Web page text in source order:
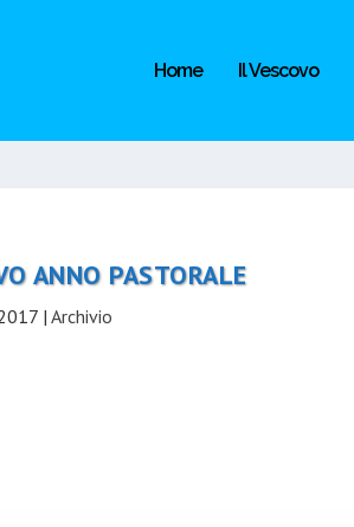
Home Il Vescovo
ANNO PASTORALE
| Archivio